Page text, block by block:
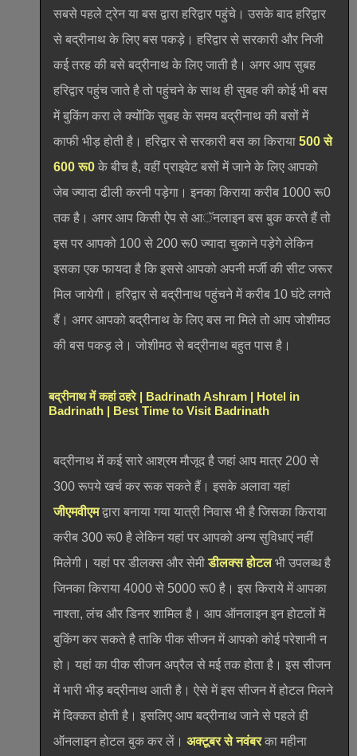
सबसे पहले ट्रेन या बस द्वारा हरिद्वार पहुंचे। उसके बाद हरिद्वार
से बद्रीनाथ के लिए बस पकड़े। हरिद्वार से सरकारी और निजी
कई तरह की बसे बद्रीनाथ के लिए जाती है। अगर आप सुबह
हरिद्वार पहुंच जाते है तो पहुंचने के साथ ही सुबह की कोई भी बस
में बुकिंग करा ले क्योंकि सुबह के समय बद्रीनाथ की बसों में
काफी भीड़ होती है। हरिद्वार से सरकारी बस का किराया500 से
600 रू0 के बीच है, वहीं प्राइवेट बसों में जाने के लिए आपको
जेब ज्यादा ढीली करनी पड़ेगा। इनका किराया करीब 1000 रू0
तक है। अगर आप किसी ऐप से आॅनलाइन बस बुक करते हैं तो
इस पर आपको 100 से 200 रू0 ज्यादा चुकाने पड़ेगे लेकिन
इसका एक फायदा है कि इससे आपको अपनी मर्जी की सीट जरूर
मिल जायेगी। हरिद्वार से बद्रीनाथ पहुंचने में करीब 10 घंटे लगते
हैं। अगर आपको बद्रीनाथ के लिए बस ना मिले तो आप जोशीमठ
की बस पकड़ ले। जोशीमठ से बद्रीनाथ बहुत पास है।
बद्रीनाथ में कहां ठहरे | Badrinath Ashram | Hotel in
Badrinath | Best Time to Visit Badrinath
बद्रीनाथ में कई सारे आश्रम मौजूद है जहां आप मात्र 200 से
300 रूपये खर्च कर रूक सकते हैं। इसके अलावा यहां
जीएमवीएमद्वारा बनाया गया यात्री निवास भी है जिसका किराया
करीब 300 रू0 है लेकिन यहां पर आपको अन्य सुविधाएं नहीं
मिलेगी। यहां पर डीलक्स और सेमीडीलक्स होटलभी उपलब्ध है
जिनका किराया 4000 से 5000 रू0 है। इस किराये में आपका
नाश्ता, लंच और डिनर शामिल है। आप ऑनलाइन इन होटलों में
बुकिंग कर सकते है ताकि पीक सीजन में आपको कोई परेशानी न
हो। यहां का पीक सीजन अप्रैल से मई तक होता है। इस सीजन
में भारी भीड़ बद्रीनाथ आती है। ऐसे में इस सीजन में होटल मिलने
में दिक्कत होती है। इसलिए आप बद्रीनाथ जाने से पहले ही
ऑनलाइन होटल बुक कर लें।अक्टूबर से नवंबरका महीना